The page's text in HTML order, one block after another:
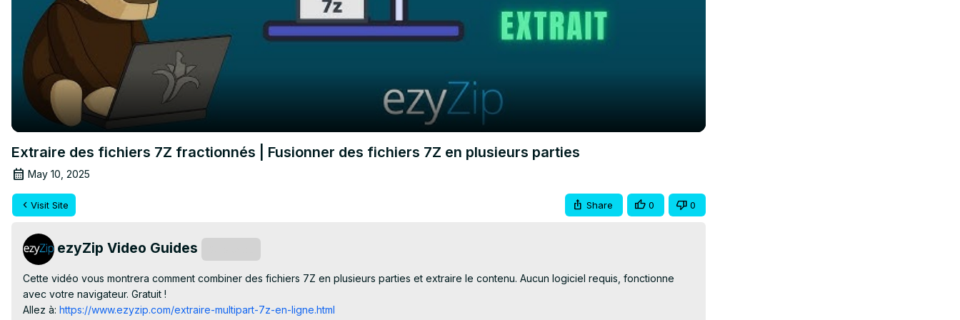
Extraire des fichiers 7Z fractionnés | Fusionner des fichiers 7Z en plusieurs parties
May 10, 2025
Visit Site Share 0 0
ezyZip Video Guides
Cette vidéo vous montrera comment combiner des fichiers 7Z en plusieurs parties et extraire le contenu. Aucun logiciel requis, fonctionne
avec votre navigateur. Gratuit !
Allez à: https://www.ezyzip.com/extraire-multipart-7z-en-ligne.html